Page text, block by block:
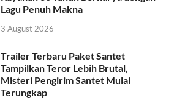
Lagu Penuh Makna
3 August 2026
Trailer Terbaru Paket Santet
Tampilkan Teror Lebih Brutal,
Misteri Pengirim Santet Mulai
Terungkap